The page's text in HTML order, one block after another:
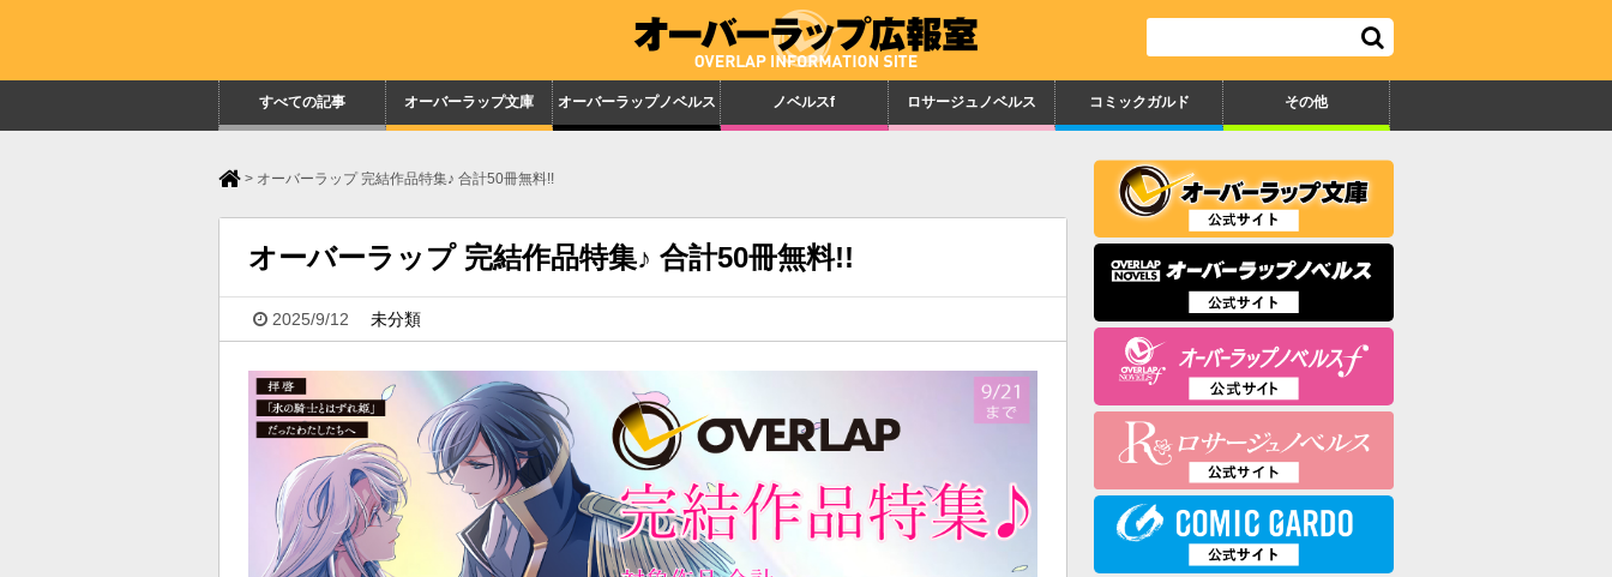
すべての記事 オーバーラップ文庫 オーバーラップノベルス ノベルスf ロサージュノベルス コミックガルド その他
> オーバーラップ 完結作品特集♪ 合計50冊無料!!
オーバーラップ 完結作品特集♪ 合計50冊無料!!
2025/9/12 未分類